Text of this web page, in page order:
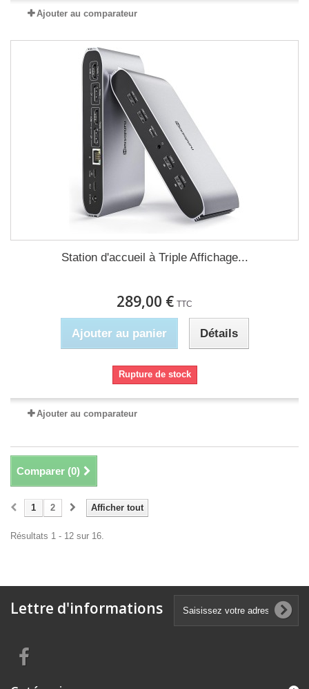
Ajouter au comparateur
Station d'accueil à Triple Affichage...
289,00 € TTC
Ajouter au panier Détails
Rupture de stock
Ajouter au comparateur
Comparer (0)
Afficher tout
1 2
Résultats 1 - 12 sur 16.
Lettre d'informations